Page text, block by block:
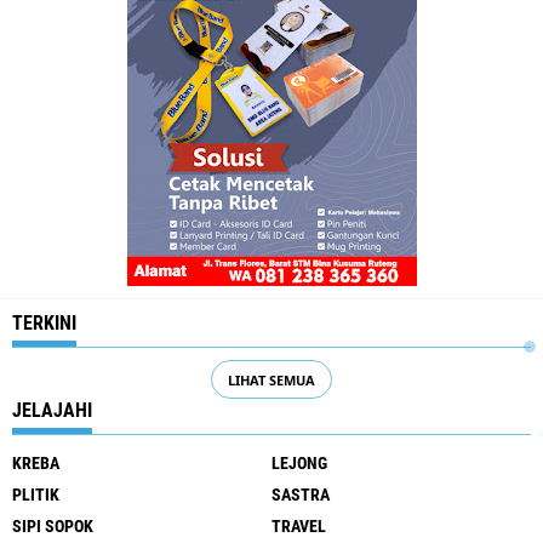
TERKINI
LIHAT SEMUA
JELAJAHI
KREBA
LEJONG
PLITIK
SASTRA
SIPI SOPOK
TRAVEL